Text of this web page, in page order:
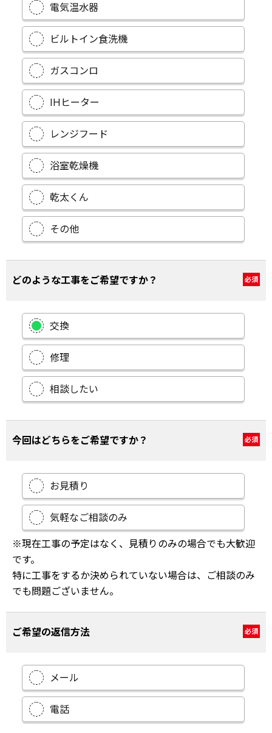
電気温水器
ビルトイン食洗機
ガスコンロ
IHヒーター
レンジフード
浴室乾燥機
乾太くん
その他
どのような工事をご希望ですか？ 必須
交換
修理
相談したい
今回はどちらをご希望ですか？ 必須
お見積り
気軽なご相談のみ
※現在工事の予定はなく、見積りのみの場合でも大歓迎
です。
特に工事をするか決められていない場合は、ご相談のみ
でも問題ございません。
ご希望の返信方法 必須
メール
電話